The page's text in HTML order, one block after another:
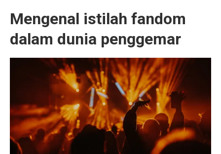
Mengenal istilah fandom
dalam dunia penggemar